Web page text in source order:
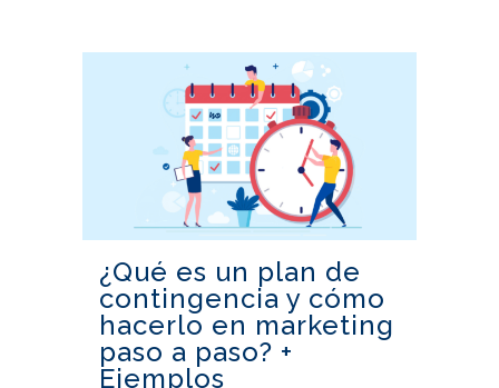
¿Qué es un plan de
contingencia y cómo
hacerlo en marketing
paso a paso? +
Ejemplos